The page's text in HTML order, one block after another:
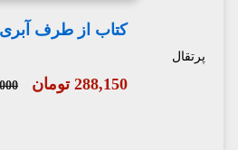
کتاب از طرف
پرتقال
288,150 تومان